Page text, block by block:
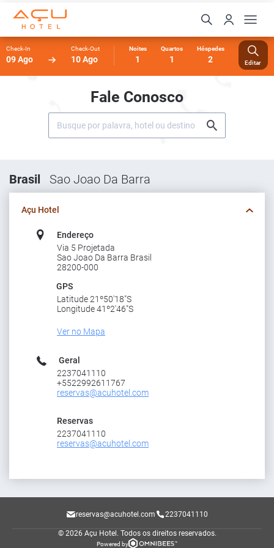
Check-In
09 Ago
Check-Out
10 Ago
Noites
1
Quartos
1
Hóspedes
2 Editar
Fale Conosco
Brasil Sao Joao Da Barra
Açu Hotel
Endereço
Via 5 Projetada
Sao Joao Da Barra Brasil
28200-000
GPS
Latitude 21º50'18"S
Longitude 41º2'46"S
Ver no Mapa
Geral
2237041110
+5522992611767
reservas@acuhotel.com
Reservas
2237041110
reservas@acuhotel.com
reservas@acuhotel.com 2237041110
© 2026 Açu Hotel. Todos os direitos reservados.
Powered by